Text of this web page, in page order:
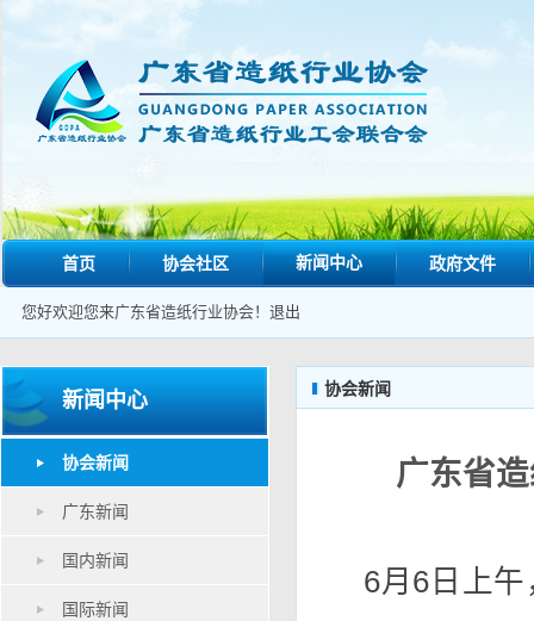
首页 协会社区 新闻中心 政府文件
您好欢迎您来广东省造纸行业协会！ 退出
新闻中心
协会新闻
广东新闻
国内新闻
国际新闻
协会新闻
广东省
6月6日上